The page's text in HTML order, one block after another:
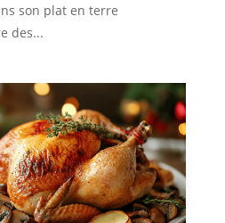
son plat en terre
des...